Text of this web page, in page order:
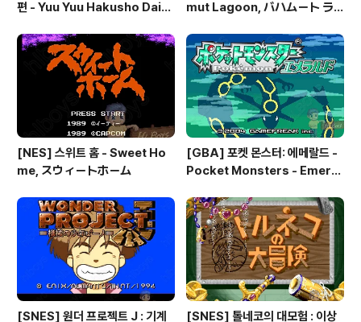
편 - Yuu Yuu Hakusho Dai-3
☆遊☆白書 第3弾 魔界の扉編
mut Lagoon, バハムート ラ
[NES] 스위트 홈 - Sweet Ho
me, スウィートホーム
[GBA] 포켓 몬스터: 에메랄드 -
Pocket Monsters - Emeral
ルド, 포켓몬: 에메랄드 버전 - Po
kemon: Emerald Version
[SNES] 원더 프로젝트 J : 기계 [SNES] 톨네코의 대모험 : 이상